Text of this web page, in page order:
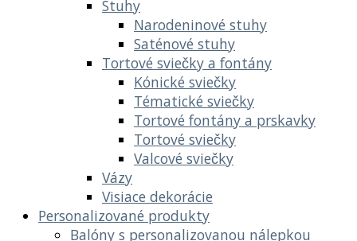
Stuhy
Narodeninové stuhy
Saténové stuhy
Tortové sviečky a fontány
Kónické sviečky
Tématické sviečky
Tortové fontány a prskavky
Tortové sviečky
Valcové sviečky
Vázy
Visiace dekorácie
Personalizované produkty
Balóny s personalizovanou nálepkou